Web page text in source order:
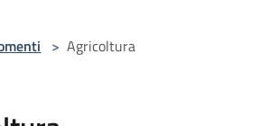
> Agricoltura